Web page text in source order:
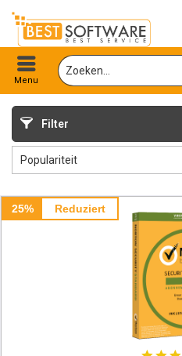
Menu
Filter
25% Reduziert